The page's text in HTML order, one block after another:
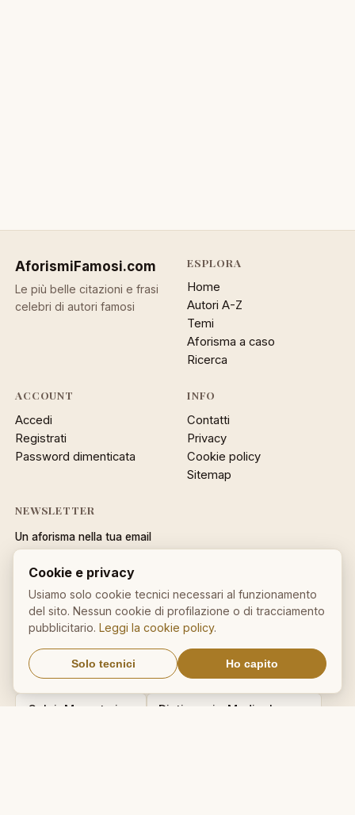
AforismiFamosi.com
Le più belle citazioni e frasi
celebri di autori famosi
ESPLORA
Home
Autori A-Z
Temi
Aforisma a caso
Ricerca
ACCOUNT
Accedi
Registrati
Password dimenticata
INFO
Contatti
Privacy
Cookie policy
Sitemap
NEWSLETTER
Un aforisma nella tua email
Nessuno spam. Cancellati con
un click.
IL NOSTRO NETWORK
CalcioMercato.in DictionnaireMedical.com
Cookie e privacy
Usiamo solo cookie tecnici necessari al funzionamento
del sito. Nessun cookie di profilazione o di tracciamento
pubblicitario.Leggi la cookie policy.
Solo tecnici Ho capito